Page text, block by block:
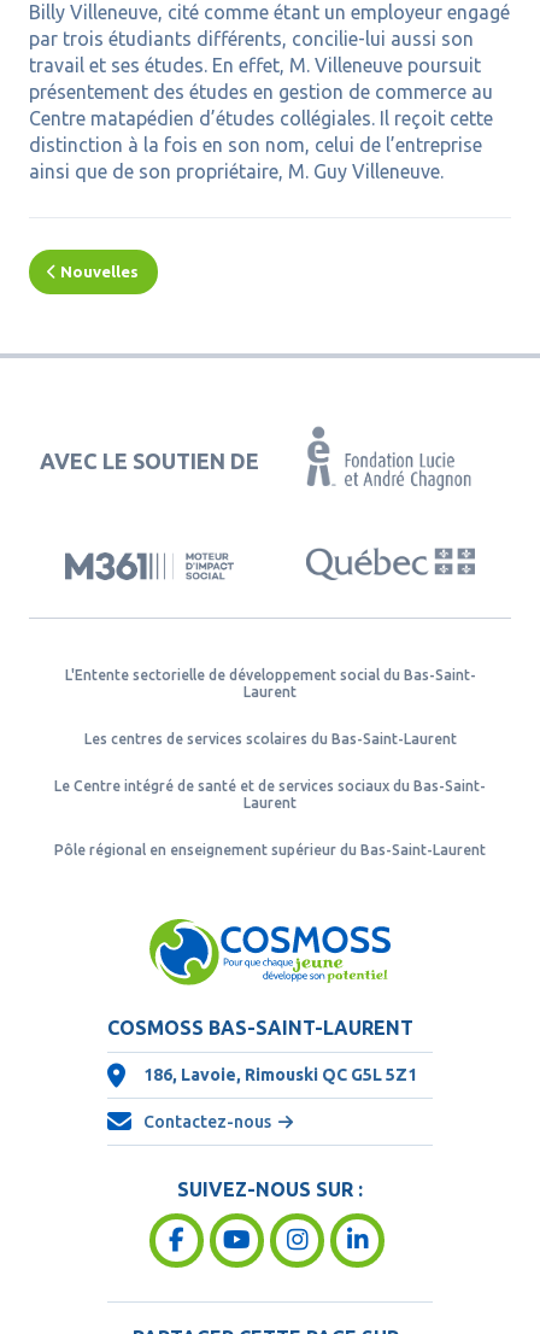
Billy Villeneuve, cité comme étant un employeur engagé
par trois étudiants différents, concilie-lui aussi son
travail et ses études. En effet, M. Villeneuve poursuit
présentement des études en gestion de commerce au
Centre matapédien d’études collégiales. Il reçoit cette
distinction à la fois en son nom, celui de l’entreprise
ainsi que de son propriétaire, M. Guy Villeneuve.
Nouvelles
AVEC LE SOUTIEN DE
L'Entente sectorielle de développement social du Bas-Saint-
Laurent
Les centres de services scolaires du Bas-Saint-Laurent
Le Centre intégré de santé et de services sociaux du Bas-Saint-
Laurent
Pôle régional en enseignement supérieur du Bas-Saint-Laurent
COSMOSS BAS-SAINT-LAURENT
186, Lavoie, Rimouski QC G5L 5Z1
Contactez-nous
SUIVEZ-NOUS SUR :